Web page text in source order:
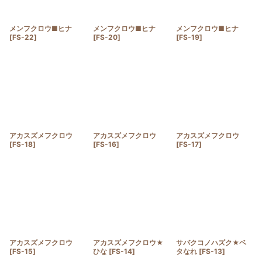
メンフクロウ■ヒナ
[FS-22]
メンフクロウ■ヒナ
[FS-20]
メンフクロウ■ヒナ
[FS-19]
アカスズメフクロウ
[FS-18]
アカスズメフクロウ
[FS-16]
アカスズメフクロウ
[FS-17]
アカスズメフクロウ
[FS-15]
アカスズメフクロウ★
ひな [FS-14]
サバクコノハズク★ベ
タなれ [FS-13]